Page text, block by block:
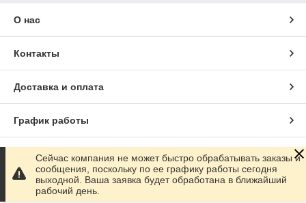
О нас
Контакты
Доставка и оплата
График работы
Полная версия сайта
Сайт создан на маркетплейсе Satu.kz
Сейчас компания не может быстро обрабатывать заказы и
сообщения, поскольку по ее графику работы сегодня
выходной. Ваша заявка будет обработана в ближайший
рабочий день.